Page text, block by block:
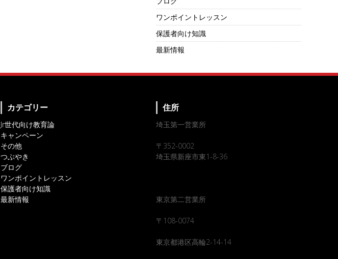
ワンポイントレッスン
保護者向け知識
最新情報
カテゴリー
Jr世代向け教育論
キャンペーン
その他
つぶやき
ブログ
ワンポイントレッスン
保護者向け知識
最新情報
住所
埼玉第一営業所
〒352-0002
埼玉県新座市東1-8-36
東京第二営業所
〒108-0074
東京都港区高輪2-14-14